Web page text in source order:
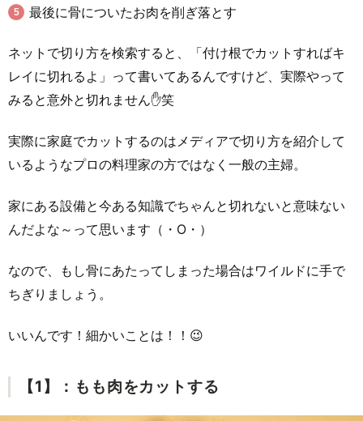
最後に骨についたお肉を削ぎ落とす
ネットで切り方を検索すると、「付け根でカットすればキ
レイに切れるよ」って書いてあるんですけど、実際やって
みると意外と切れません✋笑
実際に家庭でカットするのはメディアで切り方を紹介して
いるようなプロの料理家の方ではなく一般の主婦。
家にある設備と今ある知識でちゃんと切れないと意味ない
んだよな～って思います（・O・）
なので、もし骨にあたってしまった場合はワイルドに手で
ちぎりましょう。
いいんです！細かいことは！！😉
【1】：もも肉をカットする